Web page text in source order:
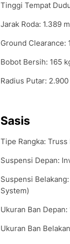
Tinggi Tempat
Jarak Roda: 1.389
Ground Clearance:
Bobot Bersih: 165
Radius Putar: 2.900
Sasis
Tipe Rangka: Truss
Suspensi Depan:
Suspensi
System)
Ukuran Ban
Ukuran Ban